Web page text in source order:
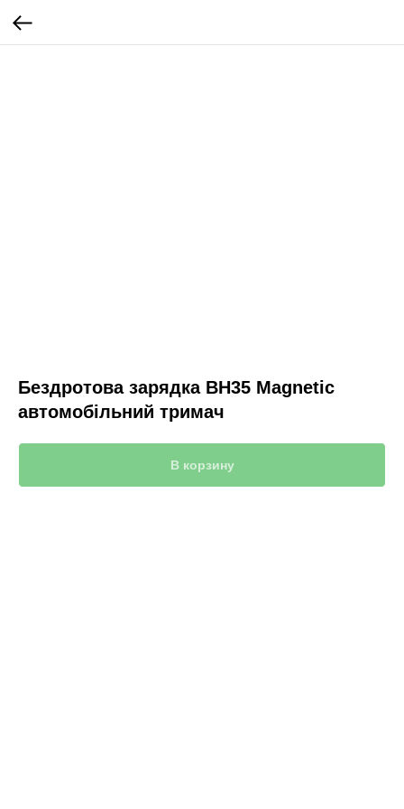
Бездротова зарядка BH35 Magnetic
автомобільний тримач
В корзину